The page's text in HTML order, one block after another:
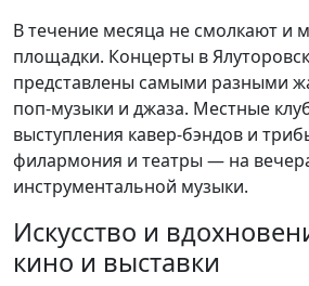
В течение месяца не смолкают и
площадки. Концерты в
представлены самыми разными
поп-музыки и джаза. Местные
выступления кавер-бэндов и
филармония и театры — на
инструментальной музыки.
Искусство и
кино и выставки